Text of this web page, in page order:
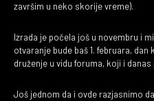
završim u neko skorije vreme).
Izrada je počela još u novembru i
otvaranje bude baš 1. februara,
druženje u vidu foruma, koji i
Još jednom da i ovde razjasnimo